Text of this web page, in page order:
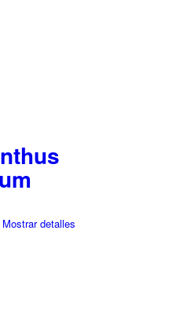
Mostrar detalles